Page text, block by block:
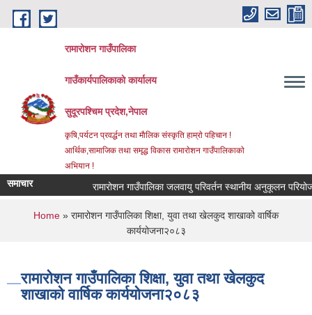
Skip to main content
रामारोशन गाउँपालिका
गाउँकार्यपालिकाकाे कार्यालय
सुदूरपश्चिम प्रदेश,नेपाल
कृषि,पर्यटन प्रवर्द्धन तथा माैलिक संस्कृति हाम्राे पहिचान !
आर्थिक,सामाजिक तथा समृद्ध विकास रामाराेशन गाउँपालिकाकाे
अभियान !
समाचार रामारोशन गाउँपालिका जलवायु परिवर्तन स्थानीय अनुकूलन
You are here
Home » रामारोशन गाउँपालिका शिक्षा, युवा तथा खेलकुद शाखाको वार्षिक
कार्ययोजना२०८३
रामारोशन गाउँपालिका शिक्षा, युवा तथा खेलकुद
शाखाको वार्षिक कार्ययोजना२०८३